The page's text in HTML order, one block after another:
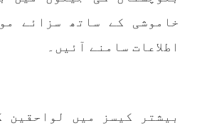
کوئٹہ شال: بلوچ وومن فورم
مقابلہ آرگنائزر بانک شلی
خاموشی کے ساتھ سزائے
اطلاعات سامنے آئیں۔
بیشتر کیسز میں